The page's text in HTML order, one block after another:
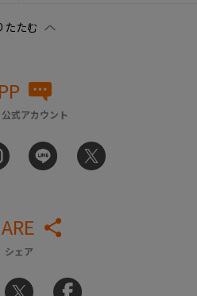
公式アカウント
シェア